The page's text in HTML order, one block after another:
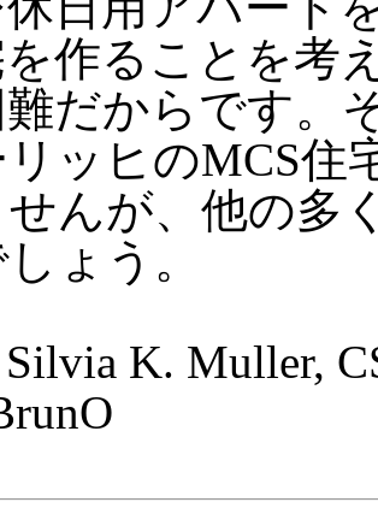
作ることを考
だからです。
ッヒのMCS住
んが、他の多
ょう。
K. Muller,